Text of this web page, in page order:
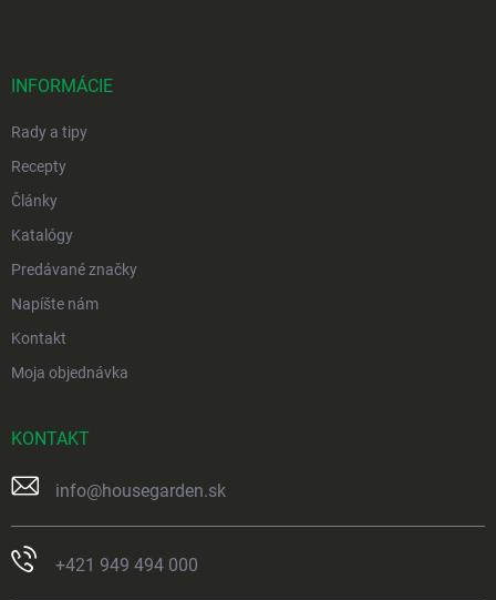
INFORMÁCIE
Rady a tipy
Recepty
Články
Katalógy
Predávané značky
Napíšte nám
Kontakt
Moja objednávka
KONTAKT
info@housegarden.sk
+421 949 494 000